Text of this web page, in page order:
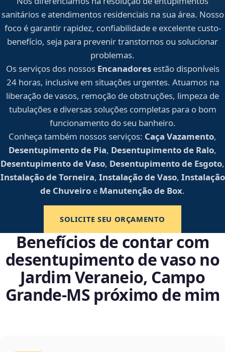
sanitários e atendimentos residenciais na sua área. Nosso
foco é garantir rapidez, confiabilidade e excelente custo-
benefício, seja para prevenir transtornos ou solucionar
problemas.
Os serviços dos nossos Encanadoresestão disponíveis
24 horas, inclusive em situações urgentes. Atuamos na
liberação de vasos, remoção de obstruções, limpeza de
tubulações e diversas soluções completas para o bom
funcionamento do seu banheiro.
Conheça também nossos serviços: Caça Vazamento,
Desentupimento de Pia, Desentupimento de Ralo,
Desentupimento de Vaso, Desentupimento de Esgoto,
Instalação de Torneira, Instalação de Vaso, Instalação
de Chuveiro e Manutenção de Box.
SOLICITE SEU ORÇAMENTO
Benefícios de contar com
desentupimento de vaso no
Jardim Veraneio, Campo
Grande‑MS próximo de mim